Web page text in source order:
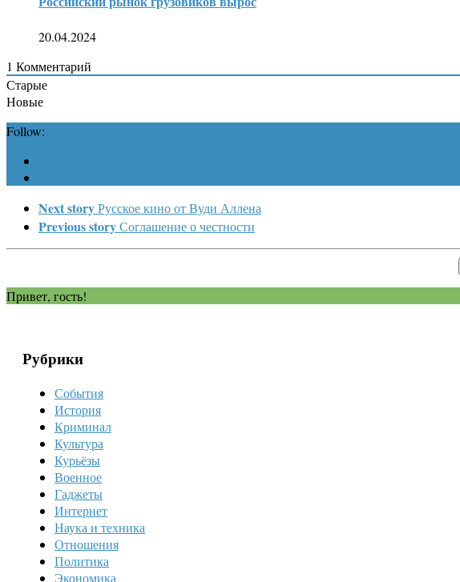
20.04.2024
1 Комментарий
Старые
Новые
Follow:
Next storyРусское кино от Вуди Аллена
Previous storyСоглашение о честности
Привет, гость!
Рубрики
События
История
Криминал
Культура
Курьёзы
Военное
Гаджеты
Интернет
Наука и техника
Отношения
Политика
Экономика